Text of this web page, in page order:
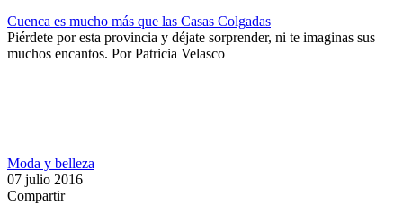
Cuenca es mucho más que las Casas Colgadas
Piérdete por esta provincia y déjate sorprender, ni te imaginas sus
muchos encantos. PorPatricia Velasco
Moda y belleza
07 julio 2016
Compartir